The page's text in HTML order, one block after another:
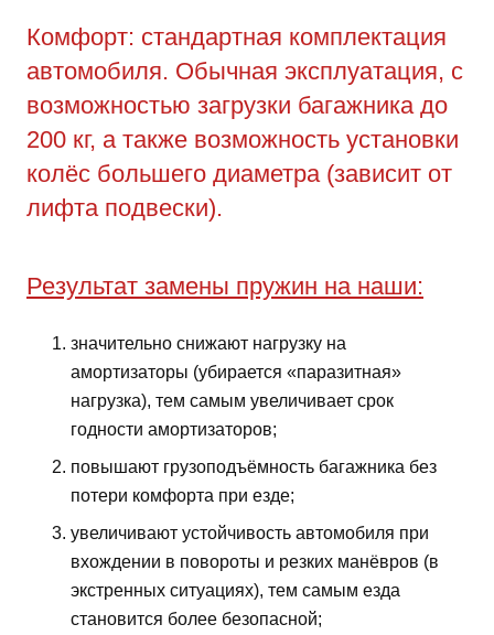
Комфорт: стандартная комплектация
автомобиля. Обычная эксплуатация, с
возможностью загрузки багажника до
200 кг, а также возможность установки
колёс большего диаметра (зависит от
лифта подвески).
Результат замены пружин на наши:
значительно снижают нагрузку на
амортизаторы (убирается «паразитная»
нагрузка), тем самым увеличивает срок
годности амортизаторов;
повышают грузоподъёмность багажника без
потери комфорта при езде;
увеличивают устойчивость автомобиля при
вхождении в повороты и резких манёвров (в
экстренных ситуациях), тем самым езда
становится более безопасной;